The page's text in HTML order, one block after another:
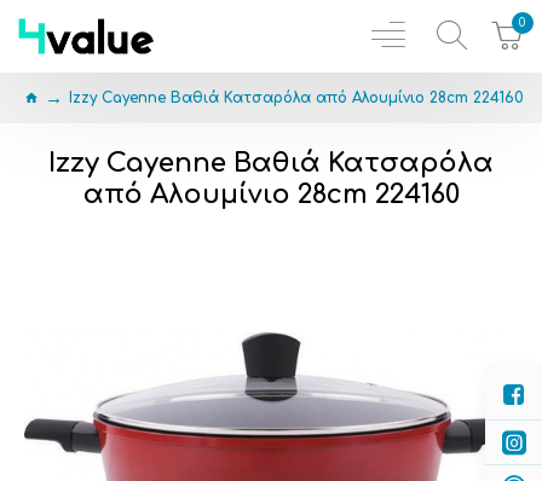
0
Izzy Cayenne Βαθιά Κατσαρόλα από Αλουμίνιο 28cm 224160
Izzy Cayenne Βαθιά Κατσαρόλα
από Αλουμίνιο 28cm 224160